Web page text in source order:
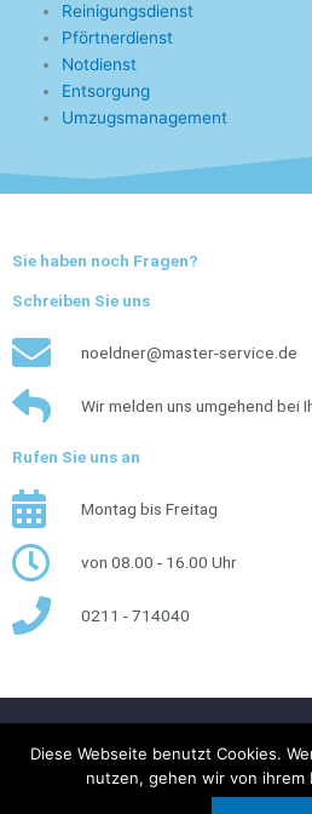
Reinigungsdienst
Pförtnerdienst
Notdienst
Entsorgung
Umzugsmanagement
Sie haben noch Fragen?
Schreiben Sie uns
noeldner@master-service.de
Wir melden uns umgehend bei
Rufen Sie uns an
Montag bis Freitag
von 08.00 - 16.00 Uhr
0211 - 714040
Impressum
Copyright © 2026
Diese Webseite benutzt Cookies.
nutzen, gehen wir von ihrem